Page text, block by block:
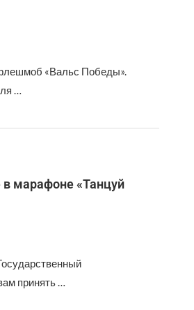
«Вальс Победы». ⠀
…
в марафоне «Танцуй
принять …